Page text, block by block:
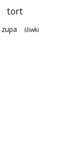
tort
zupa śliwki